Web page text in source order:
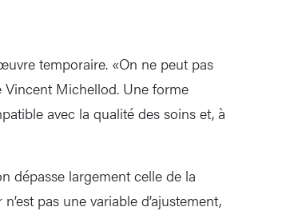
temporaire. «On ne peut pas
Michellod. Une forme
avec la qualité des soins et, à
dépasse largement celle de la
pas une variable d’ajustement,